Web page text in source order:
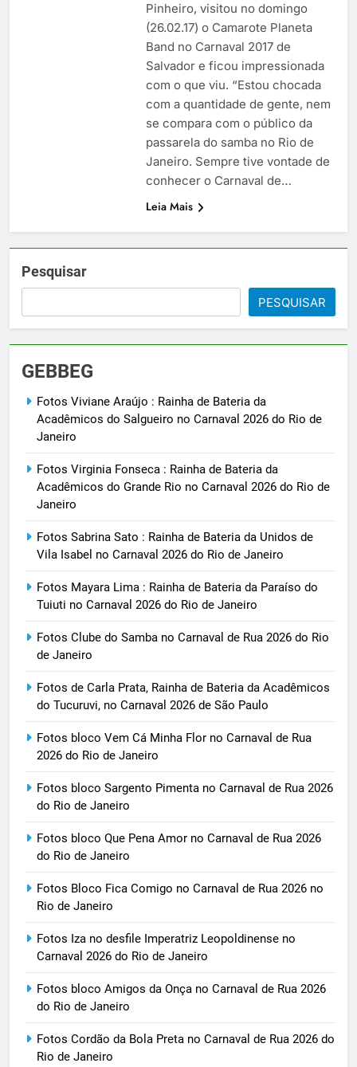
Pinheiro, visitou no domingo
(26.02.17) o Camarote Planeta
Band no Carnaval 2017 de
Salvador e ficou impressionada
com o que viu. “Estou chocada
com a quantidade de gente, nem
se compara com o público da
passarela do samba no Rio de
Janeiro. Sempre tive vontade de
conhecer o Carnaval de…
Leia Mais
Pesquisar
PESQUISAR
GEBBEG
Fotos Viviane Araújo : Rainha de Bateria da
Acadêmicos do Salgueiro no Carnaval 2026 do Rio de
Janeiro
Fotos Virginia Fonseca : Rainha de Bateria da
Acadêmicos do Grande Rio no Carnaval 2026 do Rio de
Janeiro
Fotos Sabrina Sato : Rainha de Bateria da Unidos de
Vila Isabel no Carnaval 2026 do Rio de Janeiro
Fotos Mayara Lima : Rainha de Bateria da Paraíso do
Tuiuti no Carnaval 2026 do Rio de Janeiro
Fotos Clube do Samba no Carnaval de Rua 2026 do Rio
de Janeiro
Fotos de Carla Prata, Rainha de Bateria da Acadêmicos
do Tucuruvi, no Carnaval 2026 de São Paulo
Fotos bloco Vem Cá Minha Flor no Carnaval de Rua
2026 do Rio de Janeiro
Fotos bloco Sargento Pimenta no Carnaval de Rua 2026
do Rio de Janeiro
Fotos bloco Que Pena Amor no Carnaval de Rua 2026
do Rio de Janeiro
Fotos Bloco Fica Comigo no Carnaval de Rua 2026 no
Rio de Janeiro
Fotos Iza no desfile Imperatriz Leopoldinense no
Carnaval 2026 do Rio de Janeiro
Fotos bloco Amigos da Onça no Carnaval de Rua 2026
do Rio de Janeiro
Fotos Cordão da Bola Preta no Carnaval de Rua 2026 do
Rio de Janeiro